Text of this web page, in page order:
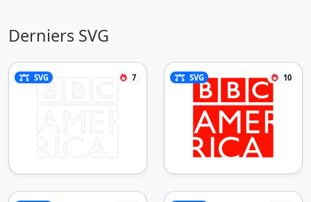
Derniers SVG
SVG 7 SVG 10